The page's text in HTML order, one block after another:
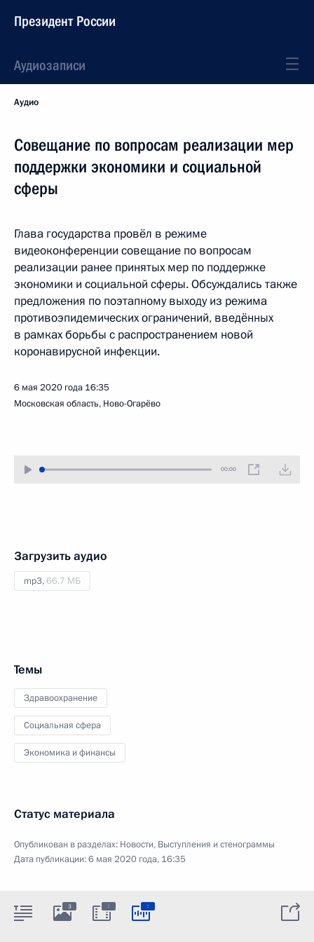
Президент России
Аудиозаписи
Аудио
Совещание по вопросам реализации мер
поддержки экономики и социальной
сферы
Глава государства провёл в режиме
видеоконференции совещание по вопросам
реализации ранее принятых мер по поддержке
экономики и социальной сферы. Обсуждались также
предложения по поэтапному выходу из режима
противоэпидемических ограничений, введённых
в рамках борьбы с распространением новой
коронавирусной инфекции.
6 мая 2020 года 16:35
Московская область, Ново-Огарёво
00:00
Загрузить аудио
mp3,66.7 МБ
Темы
Здравоохранение
Социальная сфера
Экономика и финансы
Статус материала
Опубликован в разделах: Новости, Выступления и стенограммы
Дата публикации:6 мая 2020 года, 16:35
3 : :